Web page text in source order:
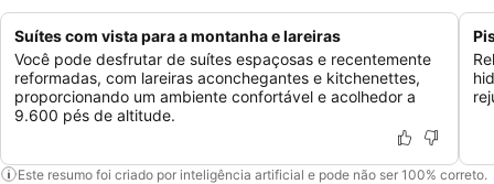
Suítes com vista para a montanha e lareiras
Você pode desfrutar de suítes espaçosas e recentemente
reformadas, com lareiras aconchegantes e kitchenettes,
proporcionando um ambiente confortável e acolhedor a
9.600 pés de altitude.
Este resumo foi criado por inteligência artificial e pode não ser 100% correto.